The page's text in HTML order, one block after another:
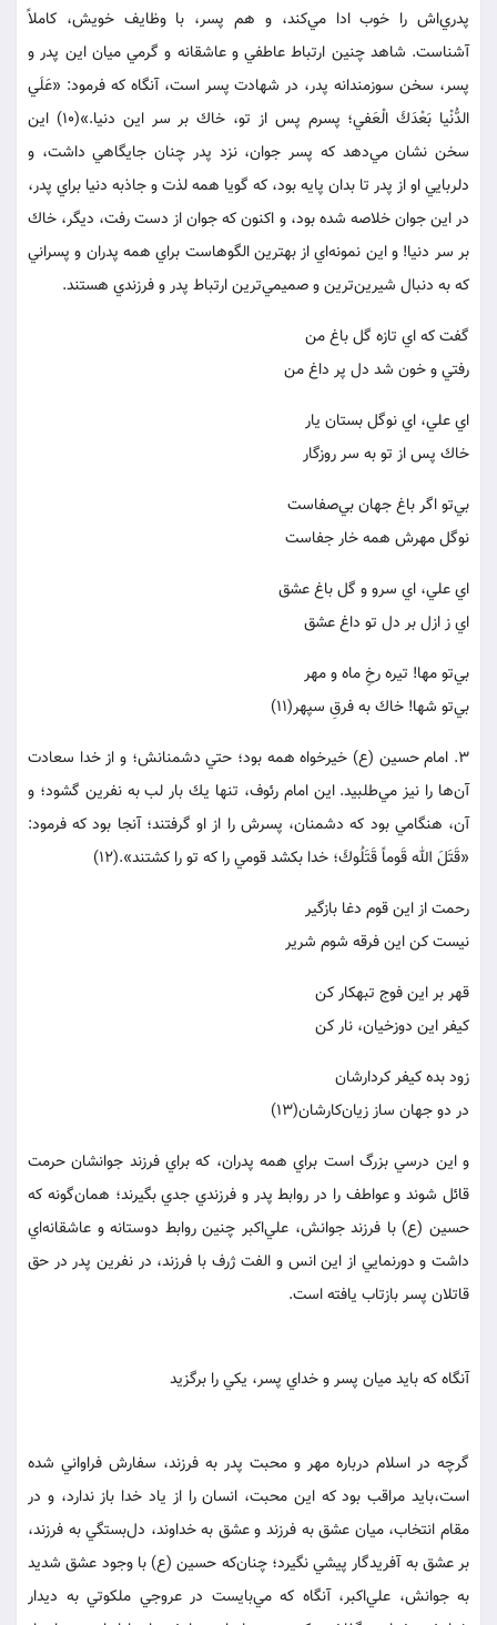
پدري‌اش را خوب ادا مي‌كند، و هم پسر، با وظايف خويش، كاملاً
آشناست. شاهد چنين ارتباط عاطفي و عاشقانه و گرمي ميان اين پدر و
پسر، سخن سوزمندانه پدر، در شهادت پسر است، آنگاه كه فرمود: «عَلَي
الدُّنْيا بَعْدَكَ الْعَفي؛ پسرم پس از تو، خاك بر سر اين دنيا.»(10) اين
سخن نشان مي‌دهد كه پسر جوان، نزد پدر چنان جايگاهي داشت، و
دلربايي او از پدر تا بدان پايه بود، كه گويا همه لذت و جاذبه دنيا براي پدر،
در اين جوان خلاصه شده بود، و اكنون كه جوان از دست رفت، ديگر، خاك
بر سر دنيا! و اين نمونه‌اي از بهترين الگوهاست براي همه پدران و پسراني
كه به دنبال شيرين‌ترين و صميمي‌ترين ارتباط پدر و فرزندي هستند.
گفت كه اي تازه گل باغ من
رفتي و خون شد دل پر داغ من
اي علي، اي نوگل بستان يار
خاك پس از تو به سر روزگار
بي‌تو اگر باغ جهان بي‌صفاست
نوگل مهرش همه خار جفاست
اي علي، اي سرو و گل باغ عشق
اي ز ازل بر دل تو داغ عشق
بي‌تو مها! تيره رخِ ماه و مهر
بي‌تو شها! خاك به فرقِ سپهر(11)
3. امام حسين (ع) خيرخواه همه بود؛ حتي دشمنانش؛ و از خدا سعادت
آن‌ها را نيز مي‌طلبيد. اين امام رئوف، تنها يك بار لب به نفرين گشود؛ و
آن، هنگامي بود كه دشمنان، پسرش را از او گرفتند؛ آنجا بود كه فرمود:
«قَتَلَ الله قَوماً قَتَلُوكَ؛ خدا بكشد قومي را كه تو را كشتند».(12)
رحمت از اين قوم دغا بازگير
نيست كن اين فرقه شوم شرير
قهر بر اين فوج تبهكار كن
كيفر اين دوزخيان، نار كن
زود بده كيفر كردارشان
در دو جهان ساز زيان‌كارشان(13)
و اين درسي بزرگ است براي همه پدران، كه براي فرزند جوانشان حرمت
قائل شوند و عواطف را در روابط پدر و فرزندي جدي بگيرند؛ همان‌گونه كه
حسين (ع) با فرزند جوانش، علي‌اكبر چنين روابط دوستانه و عاشقانه‌اي
داشت و دورنمايي از اين انس و الفت ژرف با فرزند، در نفرين پدر در حق
قاتلان پسر بازتاب يافته است.
آنگاه كه بايد ميان پسر و خداي پسر، يكي را برگزيد
گرچه در اسلام درباره مهر و محبت پدر به فرزند، سفارش فراواني شده
است،‌بايد مراقب بود كه اين محبت، انسان را از ياد خدا باز ندارد، و در
مقام انتخاب، ميان عشق به فرزند و عشق به خداوند، دل‌بستگي به فرزند،
بر عشق به آفريدگار پيشي نگيرد؛ چنان‌كه حسين (ع) با وجود عشق شديد
به جوانش، علي‌اكبر، آنگاه كه مي‌بايست در عروجي ملكوتي به ديدار